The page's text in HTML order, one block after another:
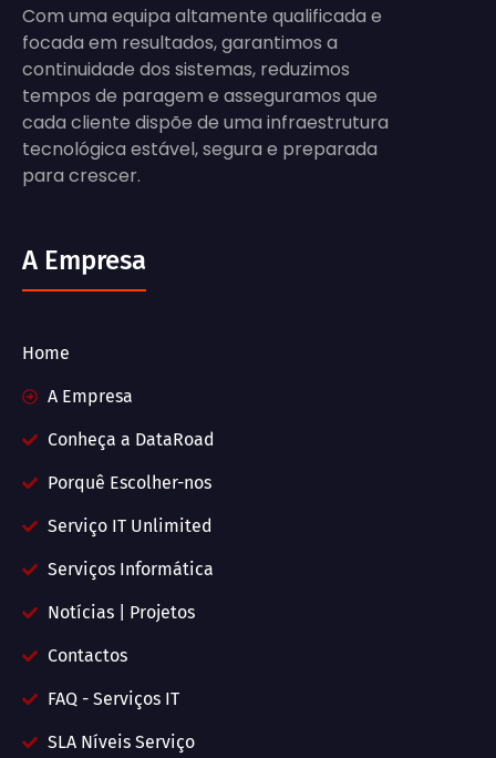
Com uma equipa altamente qualificada e
focada em resultados, garantimos a
continuidade dos sistemas, reduzimos
tempos de paragem e asseguramos que
cada cliente dispõe de uma infraestrutura
tecnológica estável, segura e preparada
para crescer.
A Empresa
Home
A Empresa
Conheça a DataRoad
Porquê Escolher-nos
Serviço IT Unlimited
Serviços Informática
Notícias | Projetos
Contactos
FAQ - Serviços IT
SLA Níveis Serviço